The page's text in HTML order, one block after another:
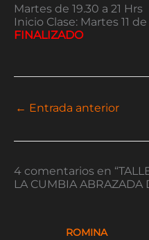
Martes de 19.30 a 21 Hrs
Inicio Clase: Martes 11
FINALIZADO
← Entrada anterior
4 comentarios en
LA CUMBIA ABRAZADA
ROMINA